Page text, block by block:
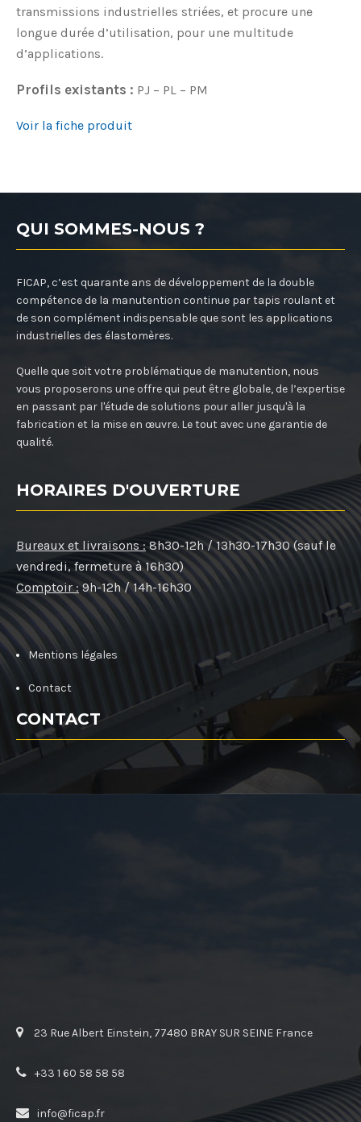
transmissions industrielles striées, et procure une
longue durée d’utilisation, pour une multitude
d’applications.
Profils existants : PJ – PL – PM
Voir la fiche produit
QUI SOMMES-NOUS ?
FICAP, c’est quarante ans de développement de la double
compétence de la manutention continue par tapis roulant et
de son complément indispensable que sont les applications
industrielles des élastomères.
Quelle que soit votre problématique de manutention, nous
vous proposerons une offre qui peut être globale, de l’expertise
en passant par l'étude de solutions pour aller jusqu'à la
fabrication et la mise en œuvre. Le tout avec une garantie de
qualité.
HORAIRES D'OUVERTURE
Bureaux et livraisons : 8h30-12h / 13h30-17h30 (sauf le
vendredi, fermeture à 16h30)
Comptoir : 9h-12h / 14h-16h30
Mentions légales
Contact
CONTACT
23 Rue Albert Einstein, 77480 BRAY SUR SEINE France
+33 1 60 58 58 58
info@ficap.fr